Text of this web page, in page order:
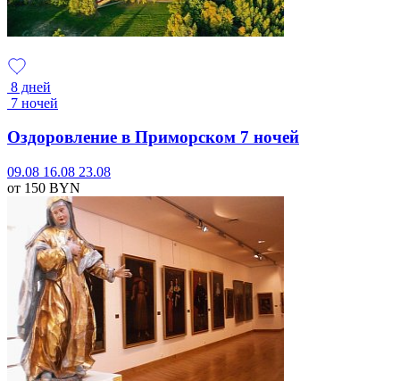
8 дней
7 ночей
Оздоровление в Приморском 7 ночей
09.08 16.08 23.08
от 150 BYN